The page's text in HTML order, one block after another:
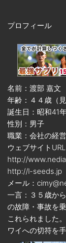
プロフィール
名前：渡部 嘉文
年齢：４４歳（
誕生日：昭和41
性別：男子
職業：会社の経営
ウェブサイトURL
http://
http://l-seeds.jp
メール：
一言：３５歳か
の故障・事故を
これられました
ワイへの切符を